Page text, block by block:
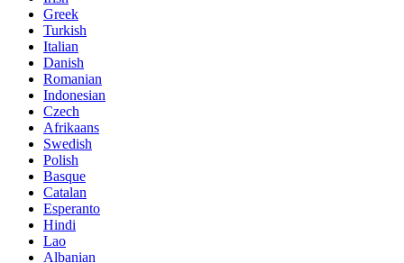
Greek
Turkish
Italian
Danish
Romanian
Indonesian
Czech
Afrikaans
Swedish
Polish
Basque
Catalan
Esperanto
Hindi
Lao
Albanian